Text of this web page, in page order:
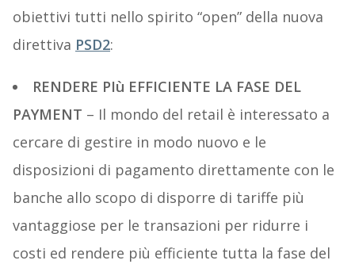
obiettivi tutti nello spirito “open” della nuova
direttiva PSD2:
RENDERE PIù EFFICIENTE LA FASE DEL
PAYMENT – Il mondo del retail è interessato a
cercare di gestire in modo nuovo e le
disposizioni di pagamento direttamente con le
banche allo scopo di disporre di tariffe più
vantaggiose per le transazioni per ridurre i
costi ed rendere più efficiente tutta la fase del